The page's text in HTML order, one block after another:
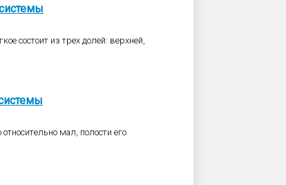
состоит из трех долей: верхней,
мал, полости его